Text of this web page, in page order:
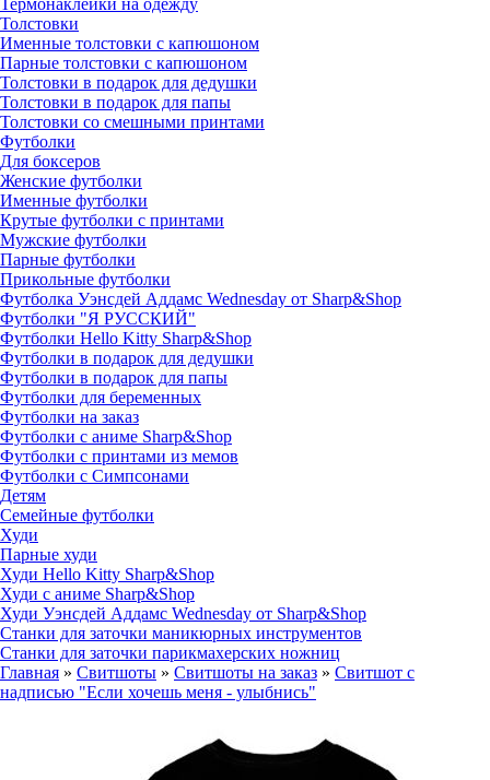
Термонаклейки на одежду
Толстовки
Именные толстовки с капюшоном
Парные толстовки с капюшоном
Толстовки в подарок для дедушки
Толстовки в подарок для папы
Толстовки со смешными принтами
Футболки
Для боксеров
Женские футболки
Именные футболки
Крутые футболки с принтами
Мужские футболки
Парные футболки
Прикольные футболки
Футболка Уэнсдей Аддамс Wednesday от Sharp&Shop
Футболки "Я РУССКИЙ"
Футболки Hello Kitty Sharp&Shop
Футболки в подарок для дедушки
Футболки в подарок для папы
Футболки для беременных
Футболки на заказ
Футболки с аниме Sharp&Shop
Футболки с принтами из мемов
Футболки с Симпсонами
Детям
Семейные футболки
Худи
Парные худи
Худи Hello Kitty Sharp&Shop
Худи с аниме Sharp&Shop
Худи Уэнсдей Аддамс Wednesday от Sharp&Shop
Станки для заточки маникюрных инструментов
Станки для заточки парикмахерских ножниц
Главная » Свитшоты » Свитшоты на заказ » Свитшот с
надписью "Если хочешь меня - улыбнись"